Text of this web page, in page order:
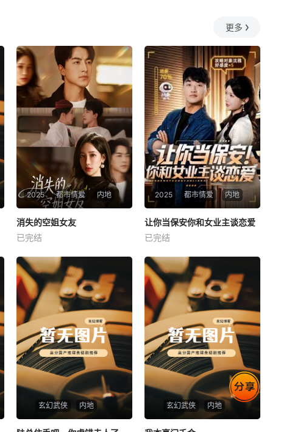
更多
2025 都市情爱 内地
消失的空姐女友
未知
消失的空姐女友
已完结
2025 都市情爱 内地
未知
让你当保安你和女业主谈恋爱
已完结
玄幻武侠 内地 玄幻武侠 内地